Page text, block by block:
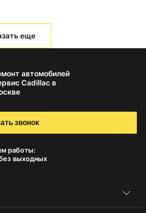
еще
автомобилей
Cadillac в
работы:
выходных
звонок